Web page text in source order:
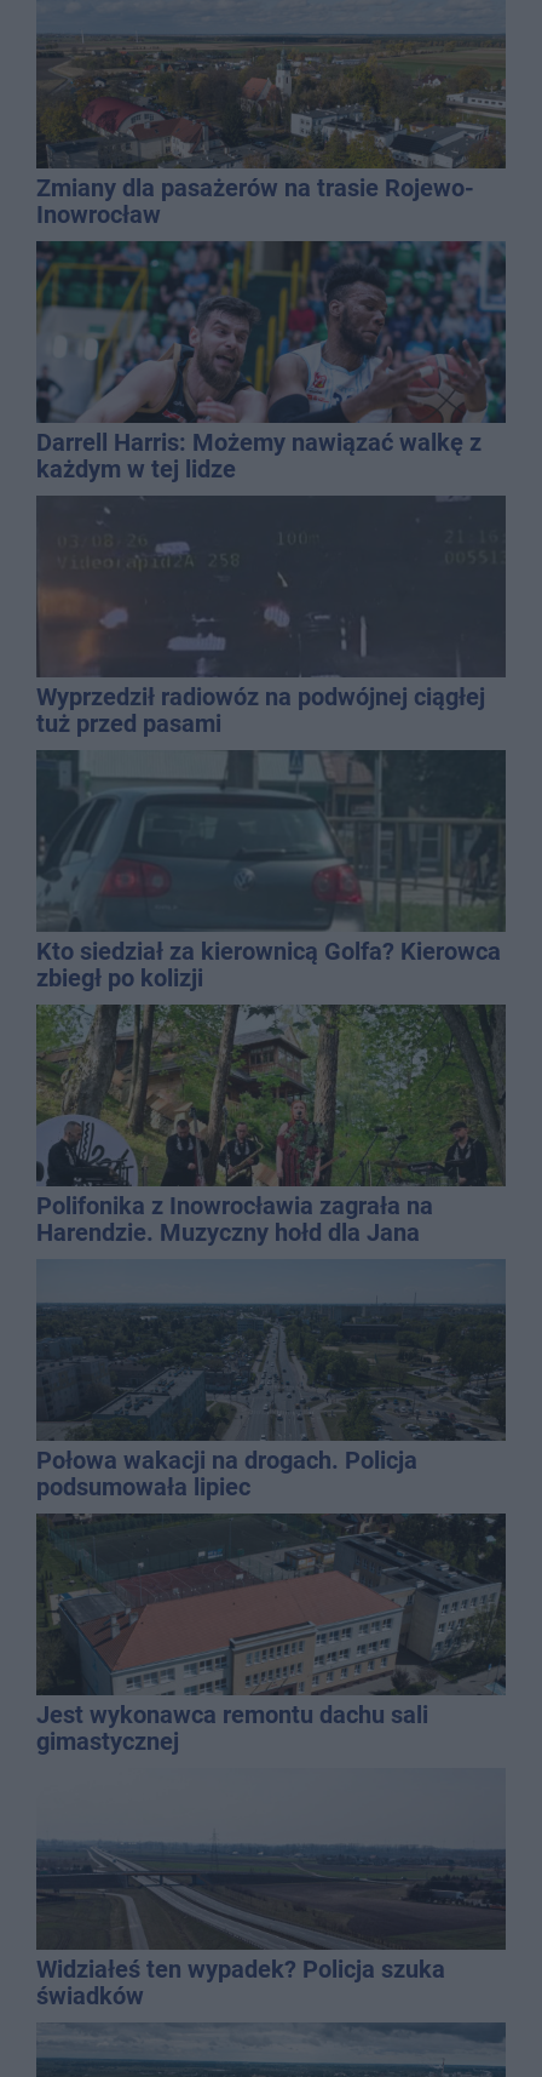
Zmiany dla pasażerów na trasie Rojewo-
Inowrocław
Darrell Harris: Możemy nawiązać walkę z
każdym w tej lidze
Wyprzedził radiowóz na podwójnej ciągłej
tuż przed pasami
Kto siedział za kierownicą Golfa? Kierowca
zbiegł po kolizji
Polifonika z Inowrocławia zagrała na
Harendzie. Muzyczny hołd dla Jana
Połowa wakacji na drogach. Policja
podsumowała lipiec
Jest wykonawca remontu dachu sali
gimastycznej
Widziałeś ten wypadek? Policja szuka
świadków